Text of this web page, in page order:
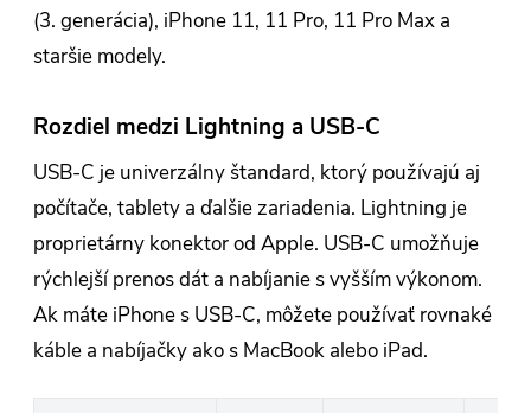
(3. generácia), iPhone 11, 11 Pro, 11 Pro Max a
staršie modely.
Rozdiel medzi Lightning a USB-C
USB-C je univerzálny štandard, ktorý používajú aj
počítače, tablety a ďalšie zariadenia. Lightning je
proprietárny konektor od Apple. USB-C umožňuje
rýchlejší prenos dát a nabíjanie s vyšším výkonom.
Ak máte iPhone s USB-C, môžete používať rovnaké
káble a nabíjačky ako s MacBook alebo iPad.